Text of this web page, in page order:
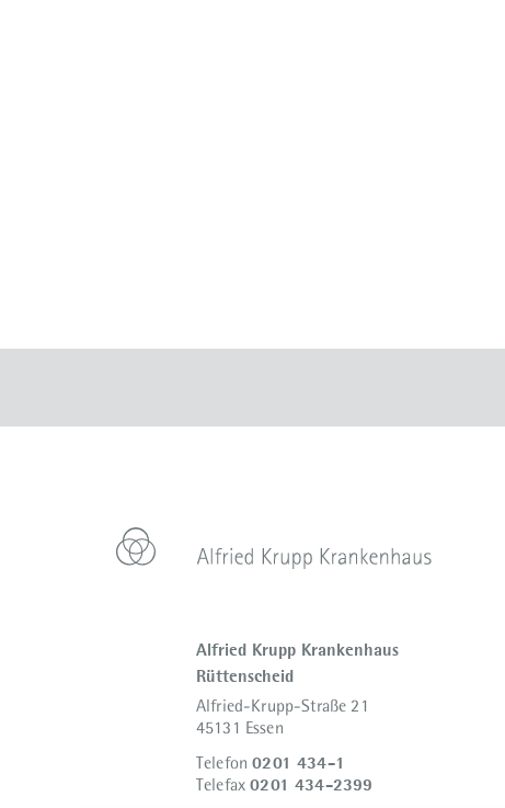
Alfried Krupp Krankenhaus
Rüttenscheid
Alfried-Krupp-Straße 21
45131 Essen
Telefon0201 434-1
Telefax0201 434-2399